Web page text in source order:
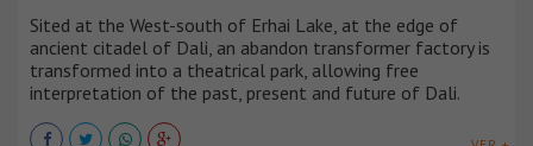
Sited at the West-south of Erhai Lake, at the edge of
ancient citadel of Dali, an abandon transformer factory is
transformed into a theatrical park, allowing free
interpretation of the past, present and future of Dali.